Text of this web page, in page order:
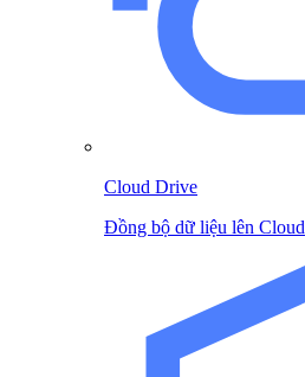
Cloud Drive
Đồng bộ dữ liệu lên Cloud